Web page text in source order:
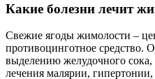
Какие болезни лечит
Свежие ягоды жимолости –
противоцинготное средство.
выделению желудочного сока,
лечения малярии,